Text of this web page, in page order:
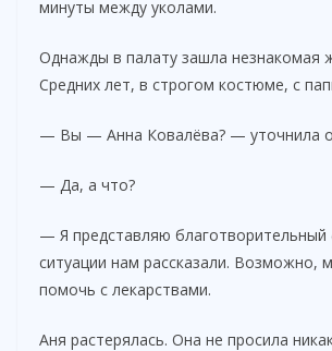
минуты между уколами.
Однажды в палату зашла незнакомая
Средних лет, в строгом костюме, с
— Вы — Анна Ковалёва? — уточнила
— Да, а что?
— Я представляю
ситуации нам рассказали. Возможно,
помочь с лекарствами.
Аня растерялась. Она не просила